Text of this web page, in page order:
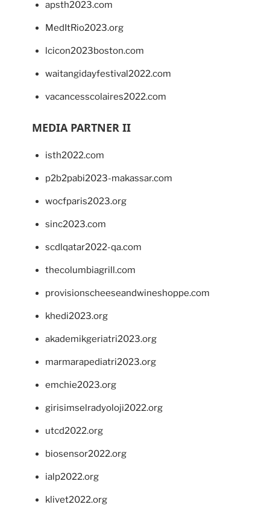
apsth2023.com
MedItRio2023.org
lcicon2023boston.com
waitangidayfestival2022.com
vacancesscolaires2022.com
MEDIA PARTNER II
isth2022.com
p2b2pabi2023-makassar.com
wocfparis2023.org
sinc2023.com
scdlqatar2022-qa.com
thecolumbiagrill.com
provisionscheeseandwineshoppe.com
khedi2023.org
akademikgeriatri2023.org
marmarapediatri2023.org
emchie2023.org
girisimselradyoloji2022.org
utcd2022.org
biosensor2022.org
ialp2022.org
klivet2022.org